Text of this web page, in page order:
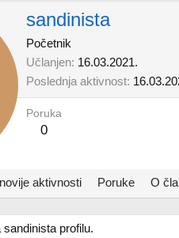
sandinista
Početnik
Učlanjen 16.03.2021.
Poslednja aktivnost
Poruka
0
aktivnosti Poruke O
profilu.